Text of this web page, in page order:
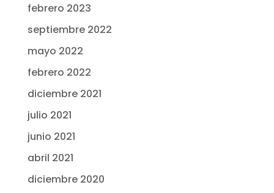
febrero 2023
septiembre 2022
mayo 2022
febrero 2022
diciembre 2021
julio 2021
junio 2021
abril 2021
diciembre 2020